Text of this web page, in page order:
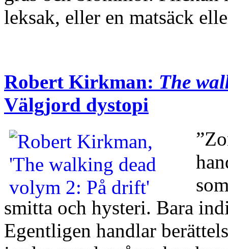
leksak, eller en matsäck
Robert Kirkman: The
Välgjord dystopi
smitta och hysteri. Bara
Egentligen handlar